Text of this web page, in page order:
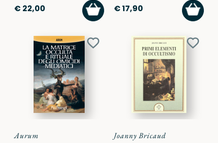
€ 22,00
AGGIUNGI
AL
CARRELLO
€ 17,90
AL
Aggiungi
Aurum
Joanny Bricaud